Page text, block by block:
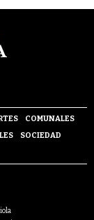
COMUNALES
SOCIEDAD